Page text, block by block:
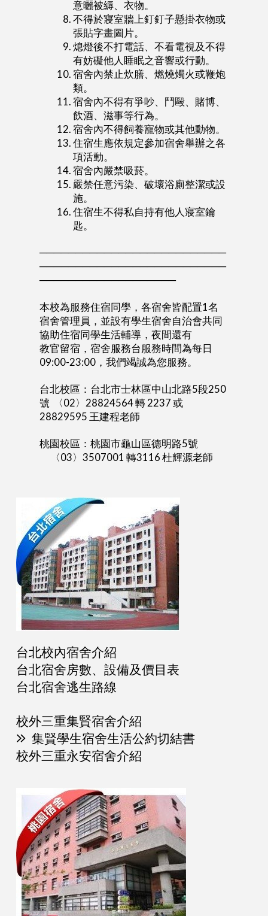
意曬被縟、衣物。
不得於寢室牆上釘釘子懸掛衣物或
張貼字畫圖片。
熄燈後不打電話、不看電視及不得
有妨礙他人睡眠之音響或行動。
宿舍內禁止炊膳、燃燒燭火或鞭炮
類。
宿舍內不得有爭吵、鬥毆、賭博、
飲酒、滋事等行為。
宿舍內不得飼養寵物或其他動物。
住宿生應依規定參加宿舍舉辦之各
項活動。
宿舍內嚴禁吸菸。
嚴禁任意污染、破壞浴廁整潔或設
施。
住宿生不得私自持有他人寢室鑰
匙。
──────────────────────────
──────────────────────────
───────────────────
本校為服務住宿同學，各宿舍皆配置1名
宿舍管理員，並設有學生宿舍自治會共同
協助住宿同學生活輔導，夜間還有
教官留宿，宿舍服務台服務時間為每日
09:00-23:00，我們竭誠為您服務。
台北校區：台北市士林區中山北路5段250
號 〈02〉28824564 轉 2237 或
28829595 王建程老師
桃園校區：桃園市龜山區德明路5號
〈03〉3507001 轉3116 杜輝源老師
台北校內宿舍介紹
台北宿舍房數、設備及價目表
台北宿舍逃生路線
校外三重集賢宿舍介紹
集賢學生宿舍生活公約切結書
校外三重永安宿舍介紹